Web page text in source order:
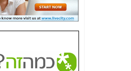
האם השר איוב קרא
היה צריך בכלל לחתום
על האישור, שנתן
האם ביבי וקרא קבלו
בכלל תמורה עבור